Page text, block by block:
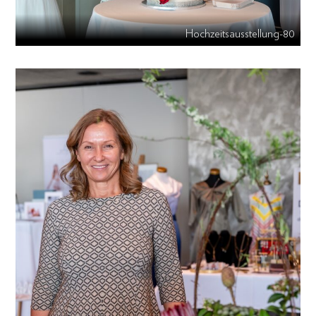
Hochzeitsausstellung-80